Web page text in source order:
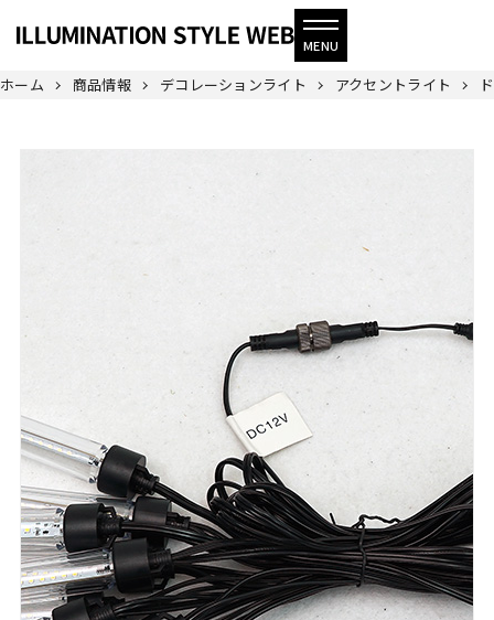
ホーム 商品情報 デコレーションライト アクセントライト